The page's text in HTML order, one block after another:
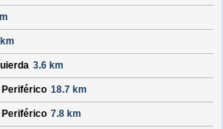
3.6 km
Periférico 18.7 km
Periférico 7.8 km